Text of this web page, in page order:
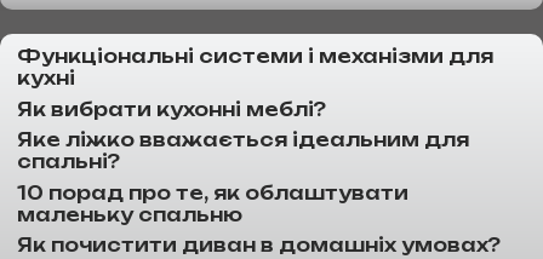
Функціональні системи і механізми для
кухні
Як вибрати кухонні меблі?
Яке ліжко вважається ідеальним для
спальні?
10 порад про те, як облаштувати
маленьку спальню
Як почистити диван в домашніх умовах?